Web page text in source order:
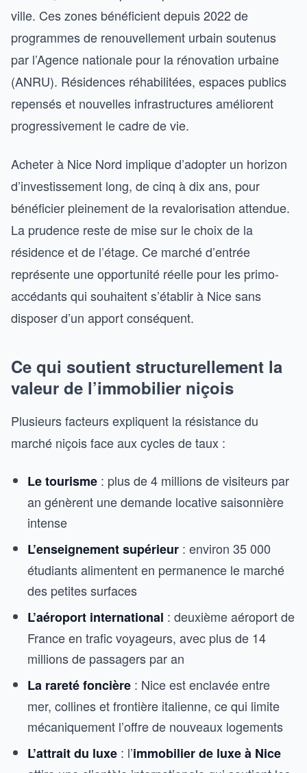
ville. Ces zones bénéficient depuis 2022 de
programmes de renouvellement urbain soutenus
par l’Agence nationale pour la rénovation urbaine
(ANRU). Résidences réhabilitées, espaces publics
repensés et nouvelles infrastructures améliorent
progressivement le cadre de vie.
Acheter à Nice Nord implique d’adopter un horizon
d’investissement long, de cinq à dix ans, pour
bénéficier pleinement de la revalorisation attendue.
La prudence reste de mise sur le choix de la
résidence et de l’étage. Ce marché d’entrée
représente une opportunité réelle pour les primo-
accédants qui souhaitent s’établir à Nice sans
disposer d’un apport conséquent.
Ce qui soutient structurellement la
valeur de l’immobilier niçois
Plusieurs facteurs expliquent la résistance du
marché niçois face aux cycles de taux :
Le tourisme : plus de 4 millions de visiteurs par
an génèrent une demande locative saisonnière
intense
L’enseignement supérieur : environ 35 000
étudiants alimentent en permanence le marché
des petites surfaces
L’aéroport international : deuxième aéroport de
France en trafic voyageurs, avec plus de 14
millions de passagers par an
La rareté foncière : Nice est enclavée entre
mer, collines et frontière italienne, ce qui limite
mécaniquement l’offre de nouveaux logements
L’attrait du luxe : l’immobilier de luxe à Nice